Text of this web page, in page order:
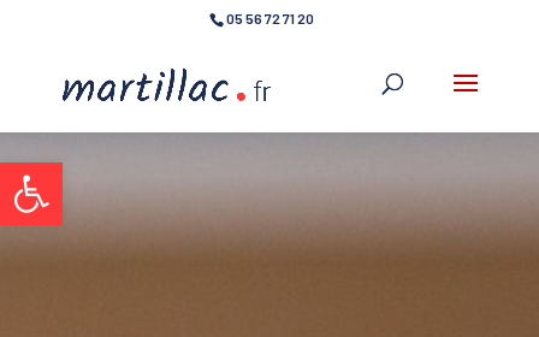
Ouvrir la barre d’outils
05 56 72 71 20